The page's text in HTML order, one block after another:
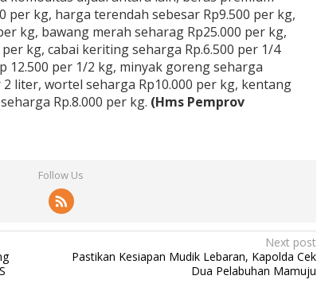
per kg, harga terendah sebesar Rp9.500 per kg,
kg, bawang merah seharag Rp25.000 per kg,
kg, cabai keriting seharga Rp.6.500 per 1/4
12.500 per 1/2 kg, minyak goreng seharga
2 liter, wortel seharga Rp10.000 per kg, kentang
Rp.8.000 per kg. (Hms Pemprov
Follow Us
Next post
Pastikan Kesiapan Mudik Lebaran, Kapolda Cek
Dua Pelabuhan Mamuju